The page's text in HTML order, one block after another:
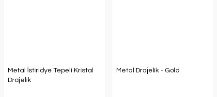
Metal İstiridye Tepeli Kristal
Drajelik
Metal Drajelik - Gold